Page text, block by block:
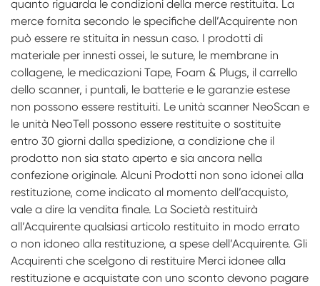
quanto riguarda le condizioni della merce restituita. La
merce fornita secondo le specifiche dell’Acquirente non
può essere re­ stituita in nessun caso. I prodotti di
materiale per innesti ossei, le suture, le membrane in
collagene, le medicazioni Tape, Foam & Plugs, il carrello
dello scanner, i puntali, le batterie e le garanzie estese
non possono essere restituiti. Le unità scanner NeoScan e
le unità NeoTell possono essere restituite o sostituite
entro 30 giorni dalla spedizione, a condizione che il
prodotto non sia stato aperto e sia ancora nella
confezione originale. Alcuni Prodotti non sono idonei alla
restituzione, come indicato al momento dell’acquisto,
vale a dire la vendita finale. La Società restituirà
all’Acquirente qualsiasi articolo restituito in modo errato
o non idoneo alla restituzione, a spese dell’Acquirente. Gli
Acquirenti che scelgono di restituire Merci idonee alla
restituzione e acquistate con uno sconto devono pagare